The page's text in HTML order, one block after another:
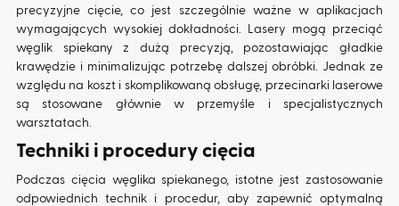
precyzyjne cięcie, co jest szczególnie ważne w aplikacjach
wymagających wysokiej dokładności. Lasery mogą przeciąć
węglik spiekany z dużą precyzją, pozostawiając gładkie
krawędzie i minimalizując potrzebę dalszej obróbki. Jednak ze
względu na koszt i skomplikowaną obsługę, przecinarki laserowe
są stosowane głównie w przemyśle i specjalistycznych
warsztatach.
Techniki i procedury cięcia
Podczas cięcia węglika spiekanego, istotne jest zastosowanie
odpowiednich technik i procedur, aby zapewnić optymalną